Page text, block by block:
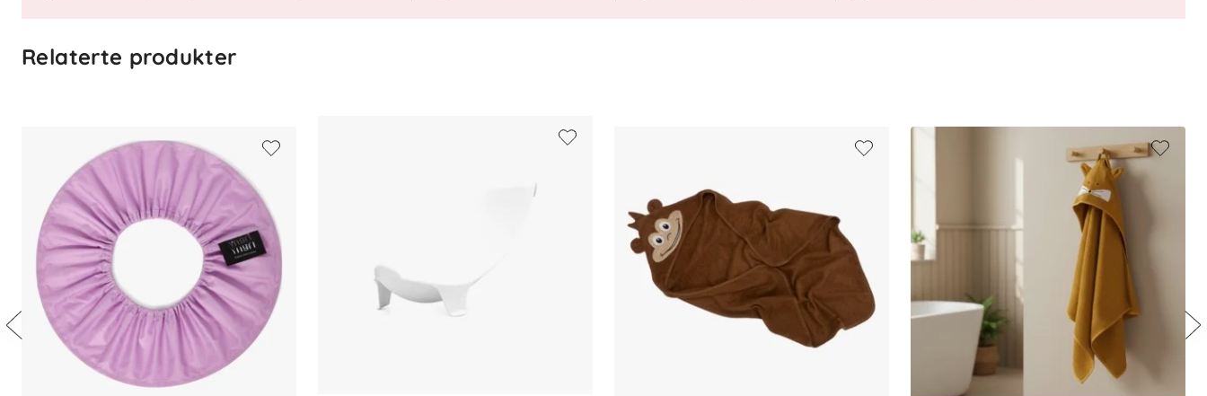
Kompatibilitet
- Stokke® Flexi Bath® Newborn Support 3
Mål og vekt
-
80 cm
40 cm
-Høyde:
24 cm
-Vekt:1,85 kg
Relaterte produkter